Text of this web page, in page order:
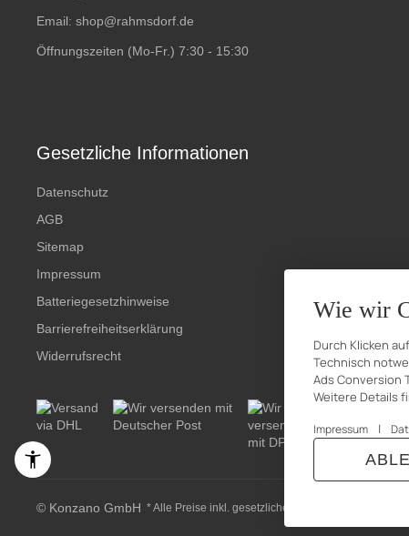
Email: shop@rahmsdorf.de
Öffnungszeiten (Mo-Fr.) 7:30 - 15:30
Gesetzliche Informationen
Datenschutz
AGB
Sitemap
Impressum
Batteriegesetzhinweise
Barrierefreiheitserklärung
Widerrufsrecht
© Konzano GmbH * Alle Preise inkl. gesetzlicher USt., zzgl.
Wie wir
Durch Klicken
Technisch
Ads Conversion
Weitere Details
Impressum |